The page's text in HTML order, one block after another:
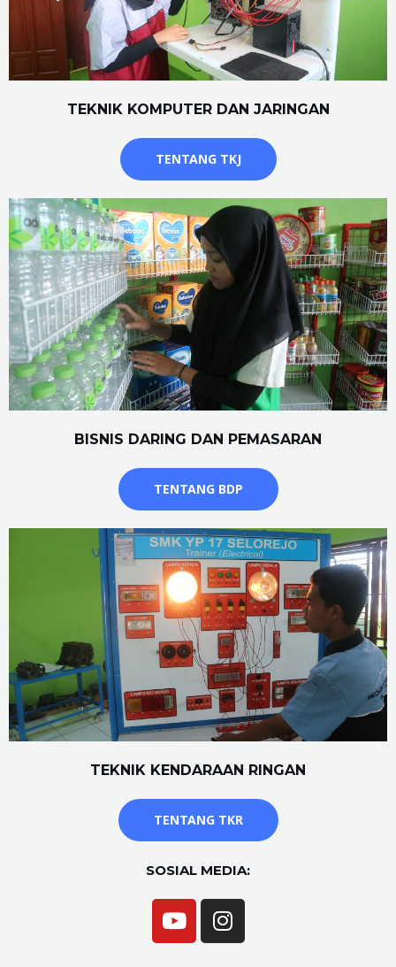
TEKNIK KOMPUTER DAN JARINGAN
TENTANG TKJ
BISNIS DARING DAN PEMASARAN
TENTANG BDP
TEKNIK KENDARAAN RINGAN
TENTANG TKR
SOSIAL MEDIA: